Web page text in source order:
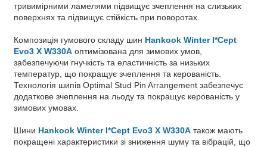
тривимірними ламелями підвищує зчеплення на слизьких
поверхнях та підвищує стійкість при поворотах.
Композиція гумового складу шин Hankook Winter I*Cept
Evo3 X W330A оптимізована для зимових умов,
забезпечуючи гнучкість та еластичність за низьких
температур, що покращує зчеплення та керованість.
Технологія шипів Optimal Stud Pin Arrangement забезпечує
додаткове зчеплення на льоду та покращує керованість у
зимових умовах.
Шини Hankook Winter I*Cept Evo3 X W330A також мають
покращені характеристики зі зниження шуму та вібрацій, що